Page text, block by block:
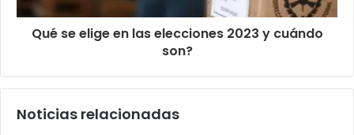
Qué se elige en las elecciones 2023 y cuándo
son?
Noticias relacionadas